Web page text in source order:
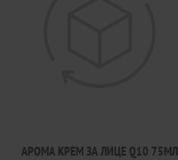
АРОМА КРЕМ ЗА ЛИЦЕ Q10 75МЛ